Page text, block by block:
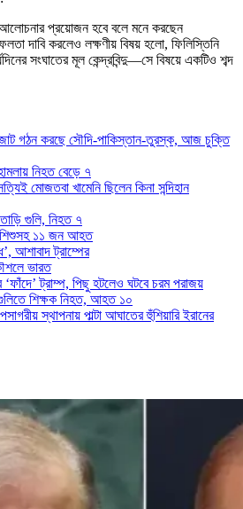
প্রয়োজন হবে বলে মনে করছেন
দাবি করলেও লক্ষণীয় বিষয় হলো, ফিলিস্তিনি
সংঘাতের মূল কেন্দ্রবিন্দু—সে বিষয়ে একটিও শব্দ
গঠন করছে সৌদি-পাকিস্তান-তুরস্ক, আজ চুক্তি
নিহত বেড়ে ৭
মোজতবা খামেনি ছিলেন কিনা সন্দিহান
গুলি, নিহত ৭
শিশুসহ ১১ জন আহত
আশাবাদ ট্রাম্পের
ভারত
‘ফাঁদে’ ট্রাম্প, পিছু হটলেও ঘটবে চরম পরাজয়
শিক্ষক নিহত, আহত ১০
স্থাপনায় পাল্টা আঘাতের হুঁশিয়ারি ইরানের